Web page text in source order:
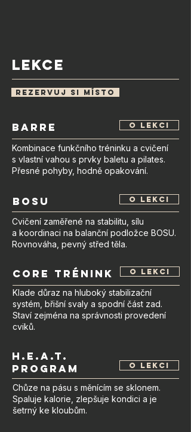
Lekce
rezervuj si místo
barre o lekci
Kombinace funkčního tréninku a cvičení
s vlastní vahou s prvky baletu a pilates.
Přesné pohyby, hodně opakování.
bosu o lekci
Cvičení zaměřené na stabilitu, sílu
a koordinaci na balanční podložce BOSU.
Rovnováha, pevný střed těla.
o lekci
core trénink
Klade důraz na hluboký stabilizační
systém, břišní svaly a spodní část zad.
Staví zejména na správnosti provedení
cviků.
h.e.a.t.
Program
o lekci
Chůze na pásu s měnícím se sklonem.
Spaluje kalorie, zlepšuje kondici a je
šetrný ke kloubům.